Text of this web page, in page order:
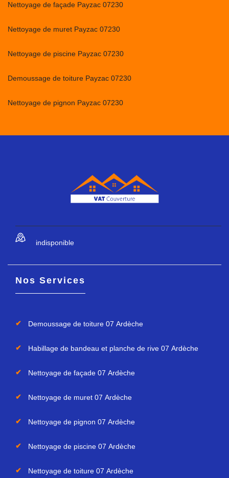
Nettoyage de façade Payzac 07230
Nettoyage de muret Payzac 07230
Nettoyage de piscine Payzac 07230
Demoussage de toiture Payzac 07230
Nettoyage de pignon Payzac 07230
indisponible
Nos Services
Demoussage de toiture 07 Ardèche
Habillage de bandeau et planche de rive 07 Ardèche
Nettoyage de façade 07 Ardèche
Nettoyage de muret 07 Ardèche
Nettoyage de pignon 07 Ardèche
Nettoyage de piscine 07 Ardèche
Nettoyage de toiture 07 Ardèche